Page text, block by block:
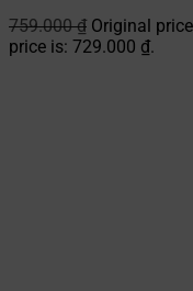
759.000₫ Original
price is: 729.000 ₫.